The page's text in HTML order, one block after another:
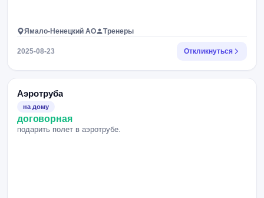
Ямало-Ненецкий АО Тренеры
2025-08-23 Откликнуться
Аэротруба
на дому
договорная
подарить полет в аэротрубе.